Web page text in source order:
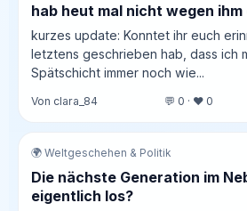
hab heut mal nicht wegen
kurzes update: Konntet ihr euch
letztens geschrieben hab, dass ich
Spätschicht immer noch wie...
Von clara_84 💬 0 · ❤️ 0
🌍 Weltgeschehen & Politik
Die nächste Generation im
eigentlich los?